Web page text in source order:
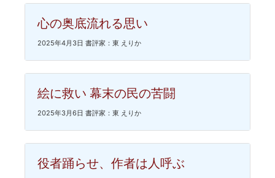
心の奥底流れる思い
2025年4月3日 書評家：東 えりか
絵に救い 幕末の民の苦闘
2025年3月6日 書評家：東 えりか
役者踊らせ、作者は人呼ぶ